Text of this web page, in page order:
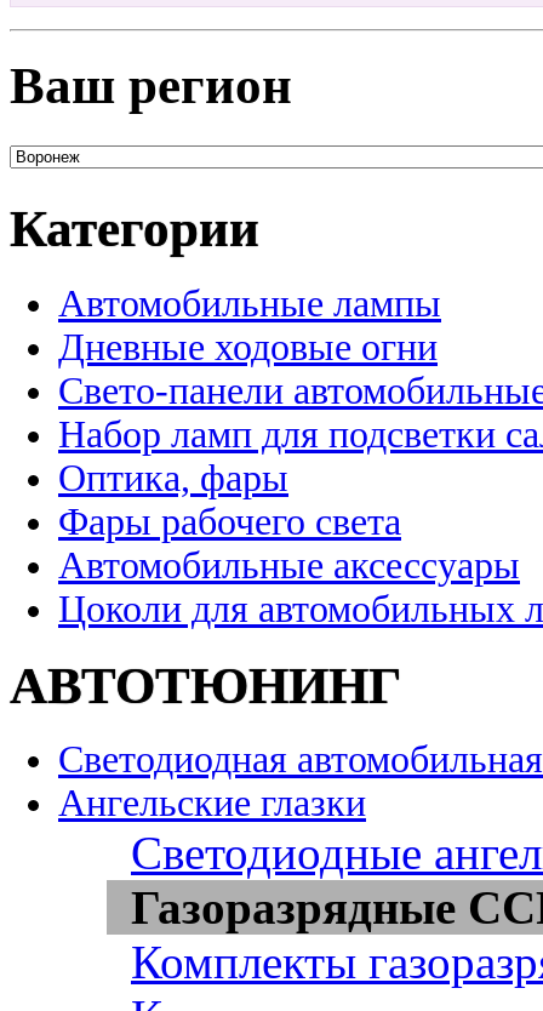
Ваш регион
Категории
Автомобильные лампы
Дневные ходовые огни
Свето-панели
Набор ламп для подсветки
Оптика, фары
Фары рабочего света
Автомобильные аксессуары
Цоколи для автомобильных
АВТОТЮНИНГ
Светодиодная
Ангельские глазки
Светодиодные
Газоразрядные
Комплекты